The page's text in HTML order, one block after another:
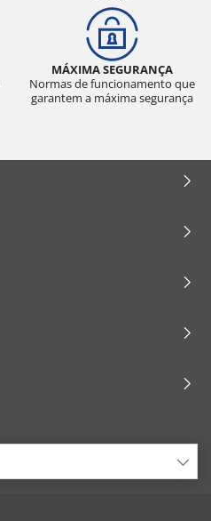
MÁXIMA SEGURANÇA
Normas de funcionamento que
garantem a máxima segurança